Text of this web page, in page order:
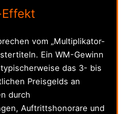
vom „Multiplikator-
Ein WM-Gewinn
das 3- bis
Preisgelds an
durch
Auftrittshonorare und